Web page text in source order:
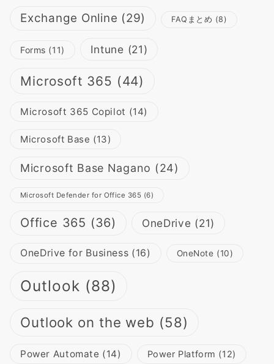
Exchange Online (29) FAQまとめ (8)
Forms (11) Intune (21)
Microsoft 365 (44)
Microsoft 365 Copilot (14)
Microsoft Base (13)
Microsoft Base Nagano (24)
Microsoft Defender for Office 365 (6)
Office 365 (36) OneDrive (21)
OneDrive for Business (16) OneNote (10)
Outlook (88)
Outlook on the web (58)
Power Automate (14) Power Platform (12)